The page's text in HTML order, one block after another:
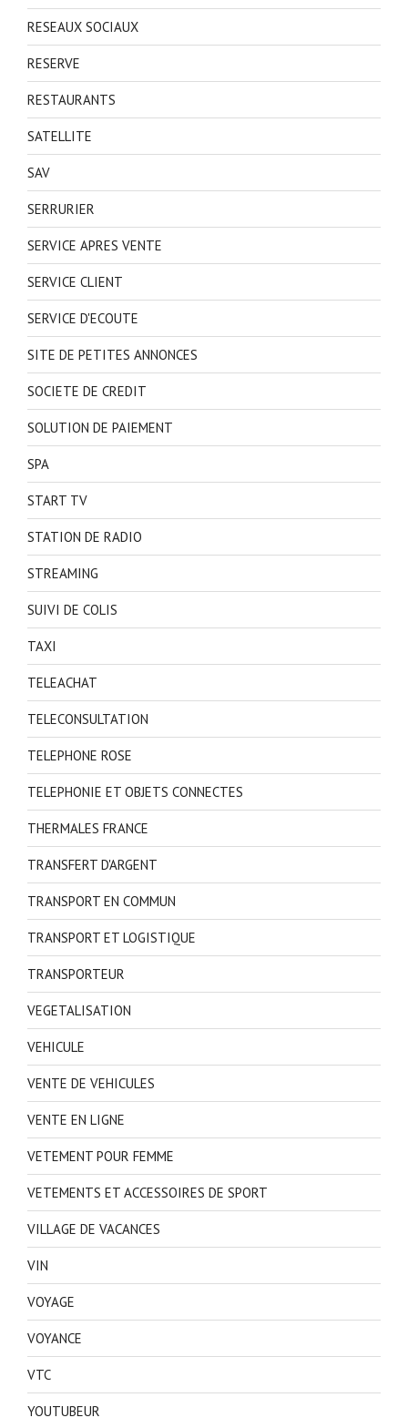
RESEAUX SOCIAUX
RESERVE
RESTAURANTS
SATELLITE
SAV
SERRURIER
SERVICE APRES VENTE
SERVICE CLIENT
SERVICE D'ECOUTE
SITE DE PETITES ANNONCES
SOCIETE DE CREDIT
SOLUTION DE PAIEMENT
SPA
START TV
STATION DE RADIO
STREAMING
SUIVI DE COLIS
TAXI
TELEACHAT
TELECONSULTATION
TELEPHONE ROSE
TELEPHONIE ET OBJETS CONNECTES
THERMALES FRANCE
TRANSFERT D'ARGENT
TRANSPORT EN COMMUN
TRANSPORT ET LOGISTIQUE
TRANSPORTEUR
VEGETALISATION
VEHICULE
VENTE DE VEHICULES
VENTE EN LIGNE
VETEMENT POUR FEMME
VETEMENTS ET ACCESSOIRES DE SPORT
VILLAGE DE VACANCES
VIN
VOYAGE
VOYANCE
VTC
YOUTUBEUR